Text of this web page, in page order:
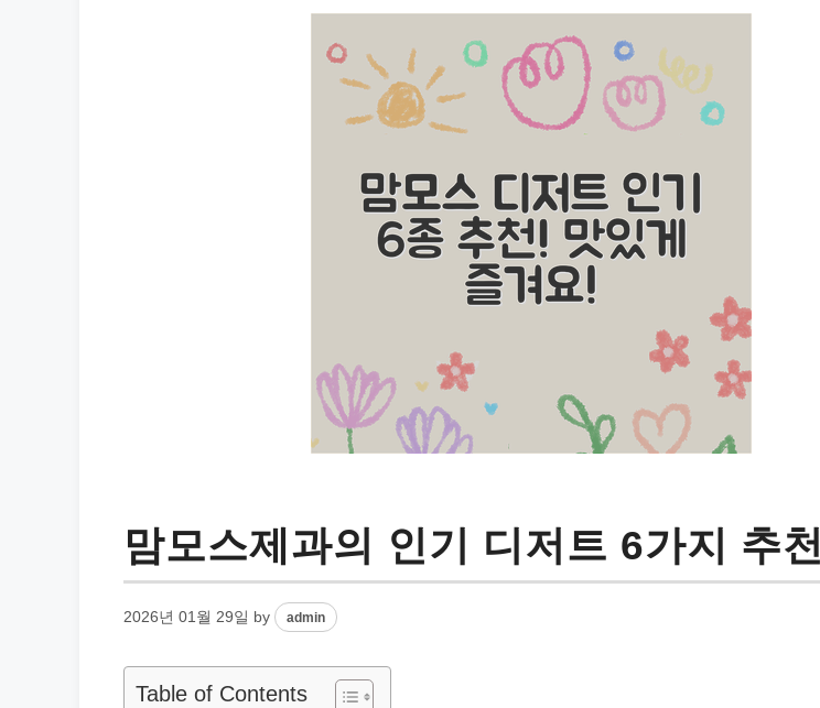
맘모스제과의 인기 디저트 6가지 추천
2026년 01월 29일 by admin
Table of Contents